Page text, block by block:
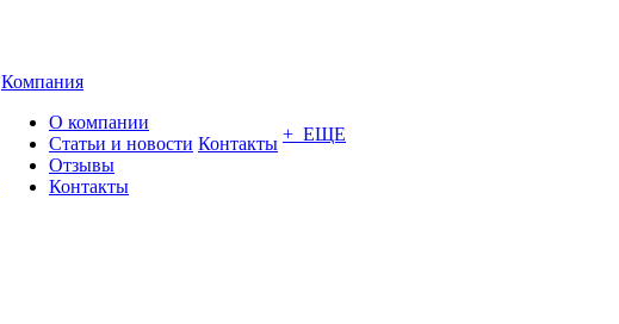
Компания
О компании
Статьи и новости
Отзывы
Контакты
Контакты + ЕЩЕ